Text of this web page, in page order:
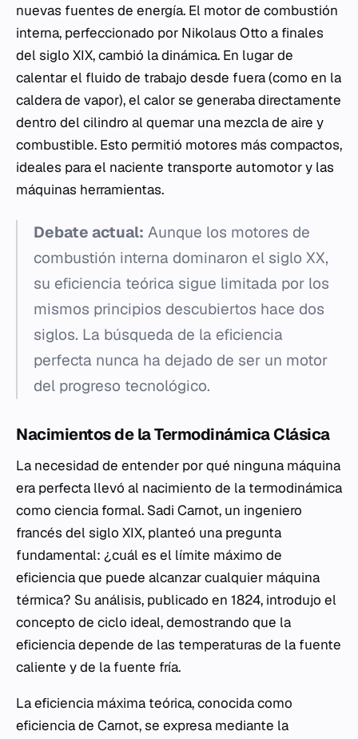
nuevas fuentes de energía. El motor de combustión
interna, perfeccionado por Nikolaus Otto a finales
del siglo XIX, cambió la dinámica. En lugar de
calentar el fluido de trabajo desde fuera (como en la
caldera de vapor), el calor se generaba directamente
dentro del cilindro al quemar una mezcla de aire y
combustible. Esto permitió motores más compactos,
ideales para el naciente transporte automotor y las
máquinas herramientas.
Debate actual: Aunque los motores de
combustión interna dominaron el siglo XX,
su eficiencia teórica sigue limitada por los
mismos principios descubiertos hace dos
siglos. La búsqueda de la eficiencia
perfecta nunca ha dejado de ser un motor
del progreso tecnológico.
Nacimientos de la Termodinámica Clásica
La necesidad de entender por qué ninguna máquina
era perfecta llevó al nacimiento de la termodinámica
como ciencia formal. Sadi Carnot, un ingeniero
francés del siglo XIX, planteó una pregunta
fundamental: ¿cuál es el límite máximo de
eficiencia que puede alcanzar cualquier máquina
térmica? Su análisis, publicado en 1824, introdujo el
concepto de ciclo ideal, demostrando que la
eficiencia depende de las temperaturas de la fuente
caliente y de la fuente fría.
La eficiencia máxima teórica, conocida como
eficiencia de Carnot, se expresa mediante la